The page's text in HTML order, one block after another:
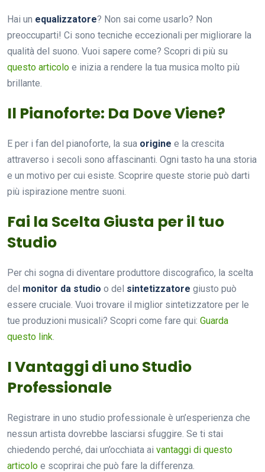
Hai un equalizzatore? Non sai come usarlo? Non
preoccuparti! Ci sono tecniche eccezionali per migliorare la
qualità del suono. Vuoi sapere come? Scopri di più su
questo articolo e inizia a rendere la tua musica molto più
brillante.
Il Pianoforte: Da Dove Viene?
E per i fan del pianoforte, la sua origine e la crescita
attraverso i secoli sono affascinanti. Ogni tasto ha una storia
e un motivo per cui esiste. Scoprire queste storie può darti
più ispirazione mentre suoni.
Fai la Scelta Giusta per il tuo
Studio
Per chi sogna di diventare produttore discografico, la scelta
del monitor da studio o del sintetizzatore giusto può
essere cruciale. Vuoi trovare il miglior sintetizzatore per le
tue produzioni musicali? Scopri come fare qui: Guarda
questo link.
I Vantaggi di uno Studio
Professionale
Registrare in uno studio professionale è un’esperienza che
nessun artista dovrebbe lasciarsi sfuggire. Se ti stai
chiedendo perché, dai un’occhiata ai vantaggi di questo
articolo e scoprirai che può fare la differenza.